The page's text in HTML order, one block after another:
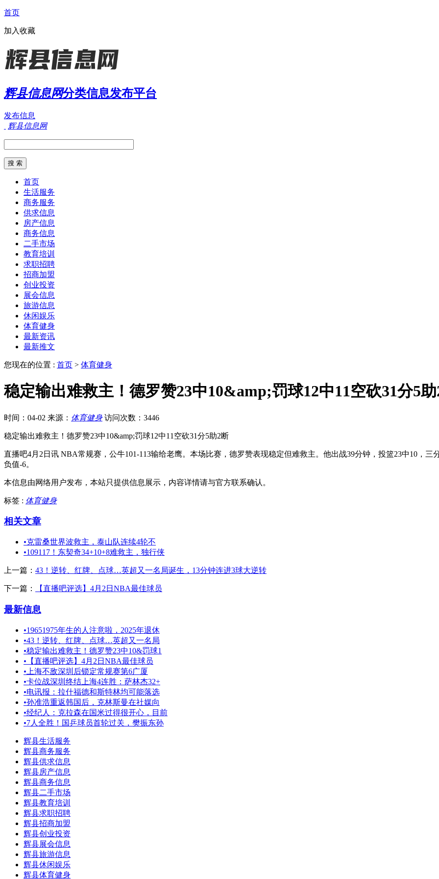
首页
加入收藏
辉县信息网分类信息发布平台
发布信息
辉县信息网
首页
生活服务
商务服务
供求信息
房产信息
商务信息
二手市场
教育培训
求职招聘
招商加盟
创业投资
展会信息
旅游信息
休闲娱乐
体育健身
最新资讯
最新推文
您现在的位置 : 首页 > 体育健身
稳定输出难救主！德罗赞23中10&amp;罚球12中11空砍31分5
时间：04-02 来源： 体育健身 访问次数：3446
稳定输出难救主！德罗赞23中10&amp;罚球12中11空砍31分5助2断
直播吧4月2日讯 NBA常规赛，公牛101-113输给老鹰。本场比赛，德罗赞表现稳定但难救主。他出战39分钟，投篮23中10，三
负值-6。
本信息由网络用户发布， 本站只提供信息展示，内容详情请与官方联系确认。
标签 : 体育健身
相关文章
•克雷桑世界波救主，泰山队连续4轮不
•109117！东契奇34+10+8难救主，独行侠
上一篇： 43！逆转、红牌、点球…英超又一名局诞生，13分钟连进3球大逆转
下一篇： 【直播吧评选】4月2日NBA最佳球员
最新信息
•19651975年生的人注意啦，2025年退休
•43！逆转、红牌、点球…英超又一名局
•稳定输出难救主！德罗赞23中10&罚球1
• 【直播吧评选】4月2日NBA最佳球员
• 上海不敌深圳后锁定常规赛第6广厦
•卡位战深圳终结上海4连胜：萨林杰32+
•电讯报：拉什福德和斯特林均可能落选
•孙准浩重返韩国后，克林斯曼在社媒向
•经纪人：克拉森在国米过得很开心，目前
•7人全胜！国乒球员首轮过关，樊振东孙
辉县生活服务
辉县商务服务
辉县供求信息
辉县房产信息
辉县商务信息
辉县二手市场
辉县教育培训
辉县求职招聘
辉县招商加盟
辉县创业投资
辉县展会信息
辉县旅游信息
辉县休闲娱乐
辉县体育健身